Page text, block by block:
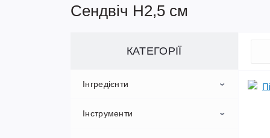
Сендвіч H2,5 см
КАТЕГОРІЇ
Інгредієнти
Ароматизатори
Інструменти